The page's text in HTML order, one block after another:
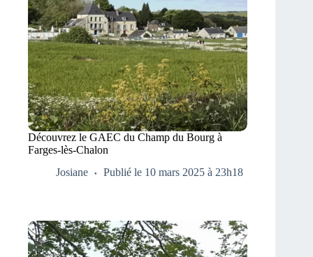
Découvrez le GAEC du Champ du Bourg à
Farges-lès-Chalon
Josiane
Publié le 10 mars 2025 à 23h18